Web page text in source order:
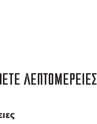
ΛΕΠΤΟΜΕΡΕΙΕΣ